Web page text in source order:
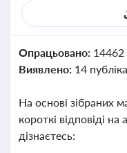
Опрацьовано:
Виявлено: 14
На основі зібраних
короткі відповіді
дізнаєтесь: